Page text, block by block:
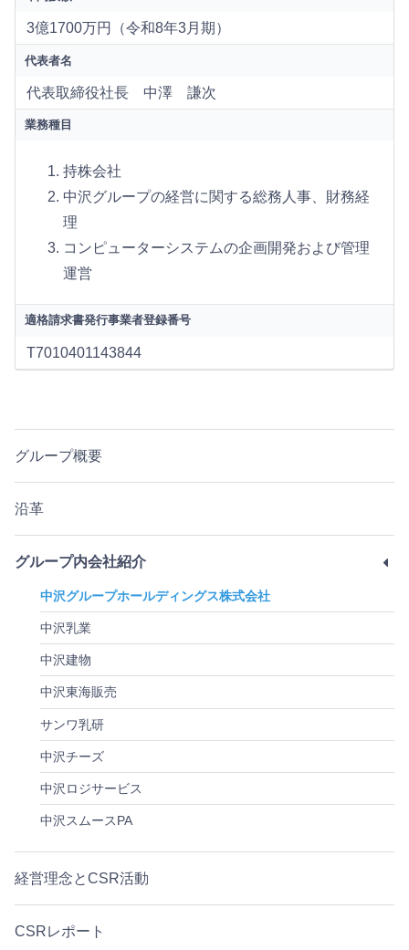
3億1700万円（令和8年3月期）
代表者名
代表取締役社長 中澤 謙次
業務種目
持株会社
中沢グループの経営に関する総務人事、財務経
理
コンピューターシステムの企画開発および管理
運営
適格請求書発行事業者登録番号
T7010401143844
グループ概要
沿革
グループ内会社紹介
中沢グループホールディングス株式会社
中沢乳業
中沢建物
中沢東海販売
サンワ乳研
中沢チーズ
中沢ロジサービス
中沢スムースPA
経営理念とCSR活動
CSRレポート